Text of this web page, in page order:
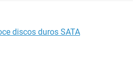
pero ninguno es
puerto SATA y de cable SATA
controlador de almacenamiento
discos duros SATA